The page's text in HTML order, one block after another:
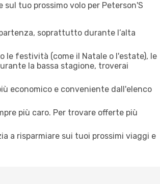
tuo prossimo volo per Peterson'S
soprattutto durante l’alta
le festività (come il Natale o l'estate), le
la bassa stagione, troverai
economico e conveniente dall'elenco
più caro. Per trovare offerte più
a risparmiare sui tuoi prossimi viaggi e